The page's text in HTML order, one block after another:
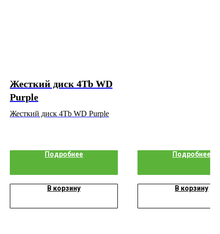
Жесткий диск 4Tb WD
Purple
Жесткий диск 4Tb WD Purple
Подробнее
В корзину
Подробнее
В корзину